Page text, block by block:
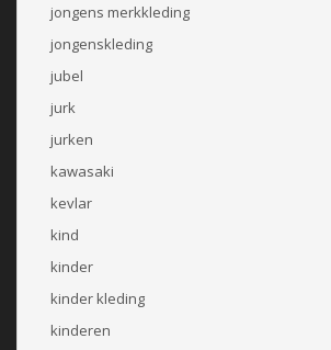
jongens merkkleding
jongenskleding
jubel
jurk
jurken
kawasaki
kevlar
kind
kinder
kinder kleding
kinderen